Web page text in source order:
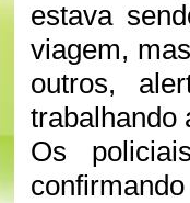
estava
viagem,
outros,
trabalhando
Os